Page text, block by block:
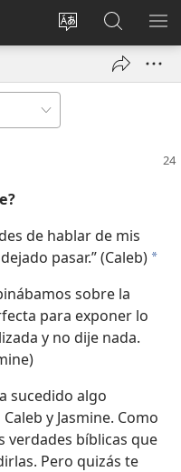
Cambiar
del sitio
Iniciar
sesión
nueva
en
jw.org
de hablar de mis
pasar.” (Caleb) *
sobre la
para exponer lo
y no dije nada.
sucedido algo
y Jasmine. Como
verdades bíblicas que
Pero quizás te